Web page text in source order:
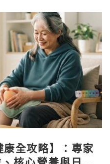
康全攻略】：專家